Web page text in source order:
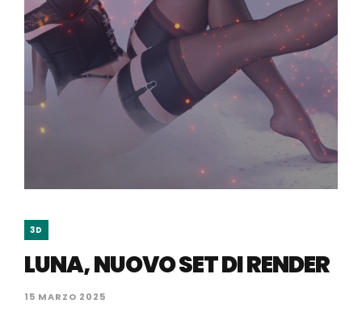
3D
LUNA, NUOVO SET DI RENDER
15 MARZO 2025